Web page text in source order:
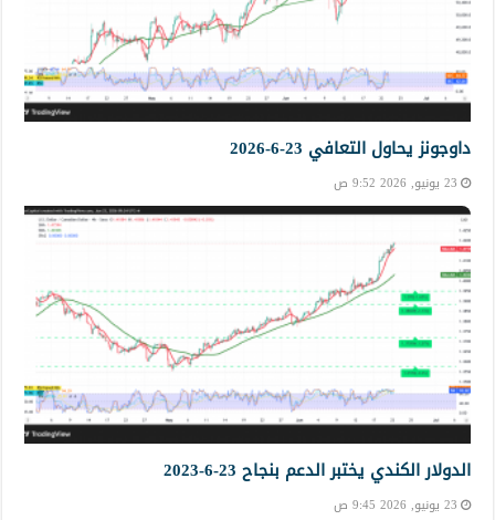
داوجونز يحاول التعافي 23-6-2026
23 يونيو, 2026 9:52 ص
الدولار الكندي يختبر الدعم بنجاح 23-6-2023
23 يونيو, 2026 9:45 ص